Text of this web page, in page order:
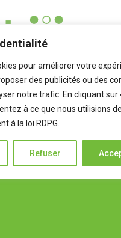
pour améliorer votre
des publicités ou des
notre trafic. En cliquant sur
à ce que nous utilisions
à la loi RDPG.
Refuser